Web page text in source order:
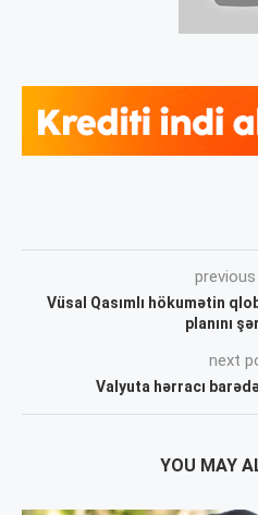
Vüsal Qasımlı hökumətin
planını
next
Valyuta hərracı
YOU MAY